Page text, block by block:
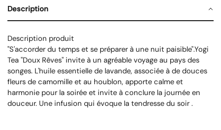
Description
Description produit
"S'accorder du temps et se préparer à une nuit paisible".Yogi
Tea "Doux Rêves" invite à un agréable voyage au pays des
songes. L'huile essentielle de lavande, associée à de douces
fleurs de camomille et au houblon, apporte calme et
harmonie pour la soirée et invite à conclure la journée en
douceur. Une infusion qui évoque la tendresse du soir .